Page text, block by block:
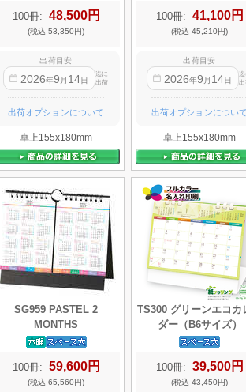
100冊: 48,500円
(税込 53,350円)
出荷目安
2026年9 月 14日
迄に
出荷
出荷オプションについて
卓上155x180mm
100冊: 41,100円
(税込 45,210円)
出荷目安
2026年9 月 14日
迄
出荷オプションについて
卓上155x180mm
SG959 PASTEL 2
MONTHS
100冊: 59,600円
(税込 65,560円)
TS300 グリーンエコカ
ダー（B6サイズ）
100冊: 39,500円
(税込 43,450円)